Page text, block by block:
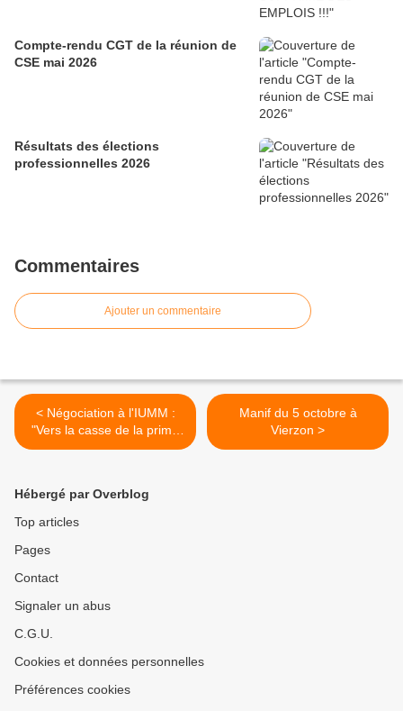
Compte-rendu CGT de la réunion de
CSE mai 2026
Résultats des élections
professionnelles 2026
Commentaires
Ajouter un commentaire
< Négociation à l'IUMM :
"Vers la casse de la prime
d'ancienneté !"
Manif du 5 octobre à
Vierzon >
Hébergé par Overblog
Top articles
Pages
Contact
Signaler un abus
C.G.U.
Cookies et données personnelles
Préférences cookies